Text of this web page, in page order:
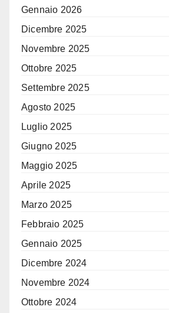
Gennaio 2026
Dicembre 2025
Novembre 2025
Ottobre 2025
Settembre 2025
Agosto 2025
Luglio 2025
Giugno 2025
Maggio 2025
Aprile 2025
Marzo 2025
Febbraio 2025
Gennaio 2025
Dicembre 2024
Novembre 2024
Ottobre 2024